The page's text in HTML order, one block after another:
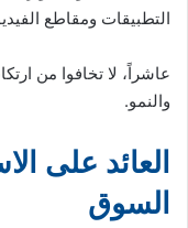
التطبيقات ومقاطع
عاشراً، لا تخافوا من
والنمو.
العائد على
السوق